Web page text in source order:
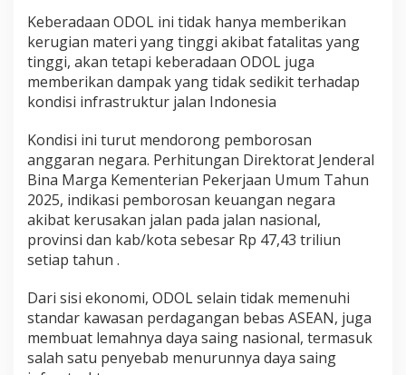
Keberadaan ODOL ini tidak hanya memberikan
kerugian materi yang tinggi akibat fatalitas yang
tinggi, akan tetapi keberadaan ODOL juga
memberikan dampak yang tidak sedikit terhadap
kondisi infrastruktur jalan Indonesia
Kondisi ini turut mendorong pemborosan
anggaran negara. Perhitungan Direktorat Jenderal
Bina Marga Kementerian Pekerjaan Umum Tahun
2025, indikasi pemborosan keuangan negara
akibat kerusakan jalan pada jalan nasional,
provinsi dan kab/kota sebesar Rp 47,43 triliun
setiap tahun .
Dari sisi ekonomi, ODOL selain tidak memenuhi
standar kawasan perdagangan bebas ASEAN, juga
membuat lemahnya daya saing nasional, termasuk
salah satu penyebab menurunnya daya saing